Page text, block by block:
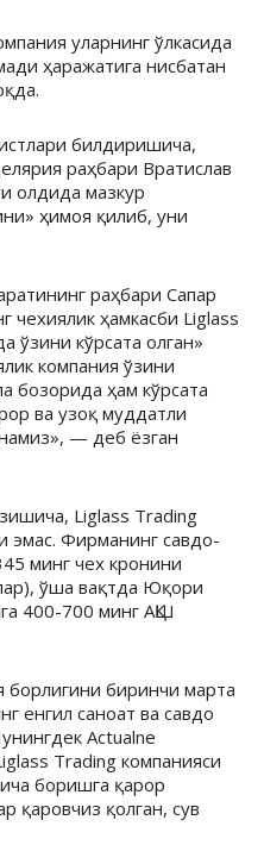
уларнинг ўлкасида
ҳаражатига нисбатан
билдиришича,
раҳбари Вратислав
олдида мазкур
ҳимоя қилиб, уни
раҳбари Сапар
чехиялик ҳамкасби Liglass
ўзини кўрсата олган»
компания ўзини
бозорида ҳам кўрсата
ва узоқ муддатли
— деб ёзган
Liglass Trading
эмас. Фирманинг савдо-
минг чех кронини
ўша вақтда Юқори
400-700 минг АҚШ
борлигини биринчи марта
енгил саноат ва савдо
Actualne
Trading компанияси
боришга қарор
қаровчиз қолган, сув